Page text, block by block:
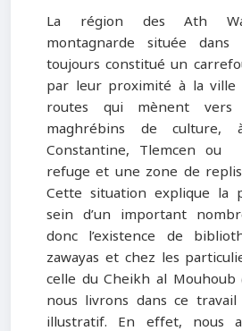
La région des Ath
montagnarde située
toujours constitué un
par leur proximité à la ville
routes qui mènent vers
maghrébins de culture,
Constantine, Tlemcen ou
refuge et une zone de
Cette situation explique la
sein d’un important
donc l’existence de
zawayas et chez les
celle du Cheikh al Mouhoub
nous livrons dans ce
illustratif. En effet, nous